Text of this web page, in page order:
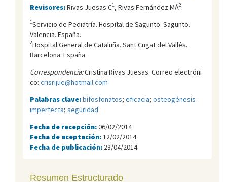
Revisores:Rivas Juesas C1, Rivas Fernández MÁ2.
1Servicio de Pediatría. Hospital de Sagunto. Sagunto.
Valencia. España.
2Hospital General de Cataluña. Sant Cugat del Vallés.
Barcelona. España.
Correspondencia:Cristina Rivas Juesas. Correo electróni
co: crisrijue@hotmail.com
Palabras clave:bifosfonatos; eficacia; osteogénesis
imperfecta; seguridad
Fecha de recepción:06/02/2014
Fecha de aceptación: 12/02/2014
Fecha de publicación: 23/04/2014
Resumen Estructurado